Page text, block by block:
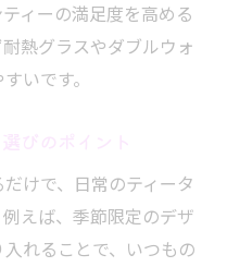
ィーの満足度を高める
熱グラスやダブルウォ
いです。
けで、日常のティータ
えば、季節限定のデザ
れることで、いつもの